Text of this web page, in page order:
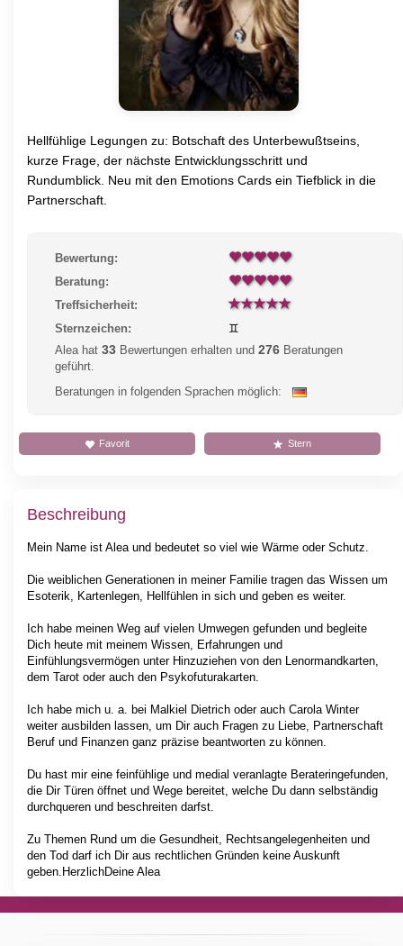
Hellfühlige Legungen zu: Botschaft des Unterbewußtseins,
kurze Frage, der nächste Entwicklungsschritt und
Rundumblick. Neu mit den Emotions Cards ein Tiefblick in die
Partnerschaft.
Bewertung:
Beratung:
Treffsicherheit:
Sternzeichen:
♊
Alea hat 33 Bewertungen erhalten und 276 Beratungen
geführt.
Beratungen in folgenden Sprachen möglich:
Favorit Stern
Beschreibung
Mein Name ist Alea und bedeutet so viel wie Wärme oder Schutz.
Die weiblichen Generationen in meiner Familie tragen das Wissen um
Esoterik, Kartenlegen, Hellfühlen in sich und geben es weiter.
Ich habe meinen Weg auf vielen Umwegen gefunden und begleite
Dich heute mit meinem Wissen, Erfahrungen und
Einfühlungsvermögen unter Hinzuziehen von den Lenormandkarten,
dem Tarot oder auch den Psykofuturakarten.
Ich habe mich u. a. bei Malkiel Dietrich oder auch Carola Winter
weiter ausbilden lassen, um Dir auch Fragen zu Liebe, Partnerschaft
Beruf und Finanzen ganz präzise beantworten zu können.
Du hast mir eine feinfühlige und medial veranlagte Berateringefunden,
die Dir Türen öffnet und Wege bereitet, welche Du dann selbständig
durchqueren und beschreiten darfst.
Zu Themen Rund um die Gesundheit, Rechtsangelegenheiten und
den Tod darf ich Dir aus rechtlichen Gründen keine Auskunft
geben.HerzlichDeine Alea